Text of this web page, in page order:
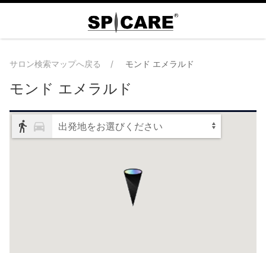
サロン検索マップへ戻る モンド エメラルド
モンド エメラルド
出発地をお選びください